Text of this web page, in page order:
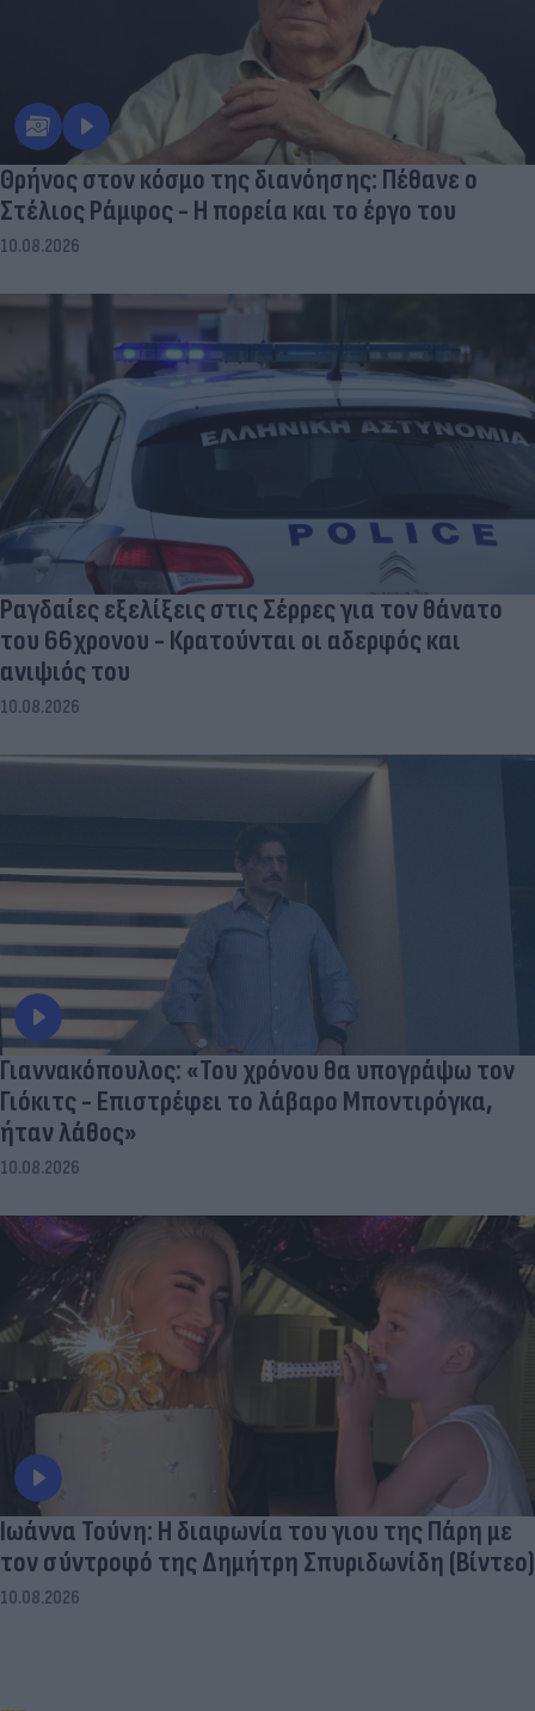
Θρήνος στον κόσμο της διανόησης: Πέθανε ο
Στέλιος Ράμφος - Η πορεία και το έργο του
10.08.2026
Ραγδαίες εξελίξεις στις Σέρρες για τον θάνατο
του 66χρονου - Κρατούνται οι αδερφός και
ανιψιός του
10.08.2026
Γιαννακόπουλος: «Του χρόνου θα υπογράψω τον
Γιόκιτς - Επιστρέφει το λάβαρο Μποντιρόγκα,
ήταν λάθος»
10.08.2026
Ιωάννα Τούνη: Η διαφωνία του γιου της Πάρη με
τον σύντροφό της Δημήτρη Σπυριδωνίδη (Βίντεο)
10.08.2026